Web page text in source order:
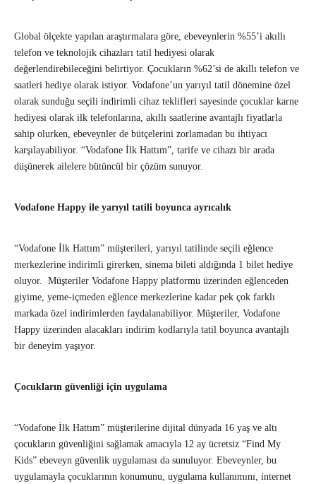
Global ölçekte yapılan araştırmalara göre, ebeveynlerin %55’i akıllı
telefon ve teknolojik cihazları tatil hediyesi olarak
değerlendirebileceğini belirtiyor. Çocukların %62’si de akıllı telefon ve
saatleri hediye olarak istiyor. Vodafone’un yarıyıl tatil dönemine özel
olarak sunduğu seçili indirimli cihaz teklifleri sayesinde çocuklar karne
hediyesi olarak ilk telefonlarına, akıllı saatlerine avantajlı fiyatlarla
sahip olurken, ebeveynler de bütçelerini zorlamadan bu ihtiyacı
karşılayabiliyor. “Vodafone İlk Hattım”, tarife ve cihazı bir arada
düşünerek ailelere bütüncül bir çözüm sunuyor.
Vodafone Happy ile yarıyıl tatili boyunca ayrıcalık
“Vodafone İlk Hattım” müşterileri, yarıyıl tatilinde seçili eğlence
merkezlerine indirimli girerken, sinema bileti aldığında 1 bilet hediye
oluyor. Müşteriler Vodafone Happy platformu üzerinden eğlenceden
giyime, yeme-içmeden eğlence merkezlerine kadar pek çok farklı
markada özel indirimlerden faydalanabiliyor. Müşteriler, Vodafone
Happy üzerinden alacakları indirim kodlarıyla tatil boyunca avantajlı
bir deneyim yaşıyor.
Çocukların güvenliği için uygulama
“Vodafone İlk Hattım” müşterilerine dijital dünyada 16 yaş ve altı
çocukların güvenliğini sağlamak amacıyla 12 ay ücretsiz “Find My
Kids” ebeveyn güvenlik uygulaması da sunuluyor. Ebeveynler, bu
uygulamayla çocuklarının konumunu, uygulama kullanımını, internet